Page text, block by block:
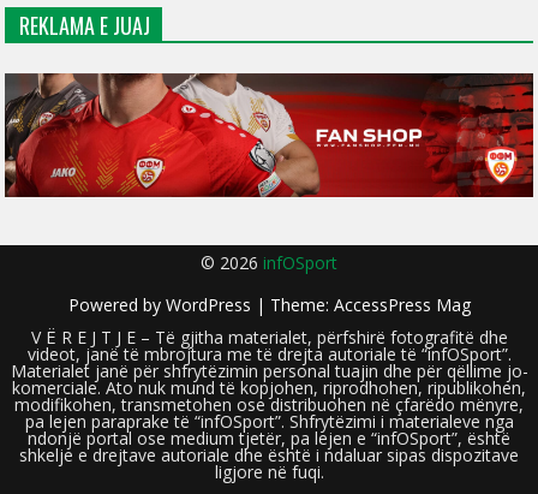
REKLAMA E JUAJ
© 2026 infOSport
Powered by WordPress | Theme: AccessPress Mag
V Ë R E J T J E – Të gjitha materialet, përfshirë fotografitë dhe
videot, janë të mbrojtura me të drejta autoriale të “infOSport”.
Materialet janë për shfrytëzimin personal tuajin dhe për qëllime jo-
komerciale. Ato nuk mund të kopjohen, riprodhohen, ripublikohen,
modifikohen, transmetohen ose distribuohen në çfarëdo mënyre,
pa lejen paraprake të “infOSport”. Shfrytëzimi i materialeve nga
ndonjë portal ose medium tjetër, pa lejen e “infOSport”, është
shkelje e drejtave autoriale dhe është i ndaluar sipas dispozitave
ligjore në fuqi.